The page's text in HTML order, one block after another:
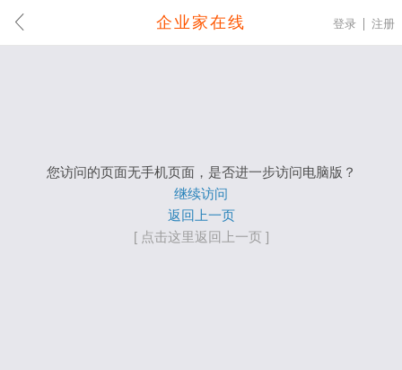
企业家在线 登录 注册
您访问的页面无手机页面，是否进一步访问电脑版？
继续访问
返回上一页
[ 点击这里返回上一页 ]